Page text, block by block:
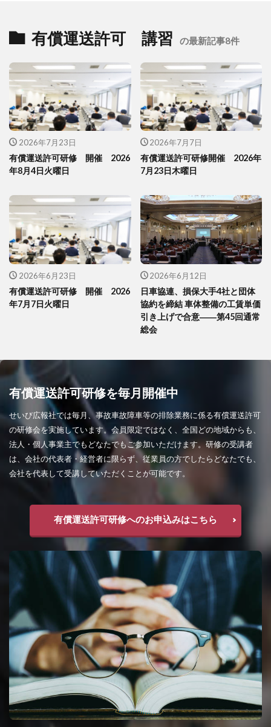
有償運送許可 講習 の最新記事8件
2026年7月23日
有償運送許可研修 開催 2026
年8月4日火曜日
2026年7月7日
有償運送許可研修開催 2026年
7月23日木曜日
2026年6月23日
有償運送許可研修 開催 2026
年7月7日火曜日
2026年6月12日
日車協連、損保大手4社と団体
協約を締結 車体整備の工賃単価
引き上げで合意――第45回通常
総会
有償運送許可研修を毎月開催中
せいび広報社では毎月、事故車故障車等の排除業務に係る有償運送許可
の研修会を実施しています。会員限定ではなく、全国どの地域からも、
法人・個人事業主でもどなたでもご参加いただけます。研修の受講者
は、会社の代表者・経営者に限らず、従業員の方でしたらどなたでも、
会社を代表して受講していただくことが可能です。
有償運送許可研修へのお申込みはこちら